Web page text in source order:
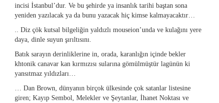
incisi İstanbul’dur. Ve bu şehirde ya insanlık tarihi baştan sona
yeniden yazılacak ya da bunu yazacak hiç kimse kalmayacaktır…
.. Diz çök kutsal bilgeliğin yaldızlı mouseion’unda ve kulağını yere
daya, dinle suyun şırıltısını.
Batık sarayın derinliklerine in, orada, karanlığın içinde bekler
khtonik canavar kan kırmızısı sularına gömülmüştür lagünün ki
yansıtmaz yıldızları…
… Dan Brown, dünyanın birçok ülkesinde çok satanlar listesine
giren; Kayıp Sembol, Melekler ve Şeytanlar, İhanet Noktası ve